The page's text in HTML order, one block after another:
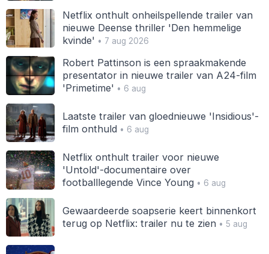
Netflix onthult onheilspellende trailer van
nieuwe Deense thriller 'Den hemmelige
kvinde' • 7 aug 2026
Robert Pattinson is een spraakmakende
presentator in nieuwe trailer van A24-film
'Primetime' • 6 aug
Laatste trailer van gloednieuwe 'Insidious'-
film onthuld • 6 aug
Netflix onthult trailer voor nieuwe
'Untold'-documentaire over
footballlegende Vince Young• 6 aug
Gewaardeerde soapserie keert binnenkort
terug op Netflix: trailer nu te zien• 5 aug